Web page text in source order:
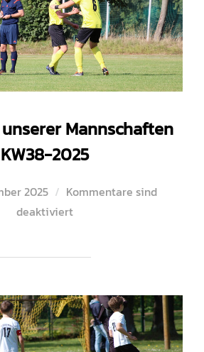
Mannschaften
KW38-2025
2025
Kommentare sind
deaktiviert